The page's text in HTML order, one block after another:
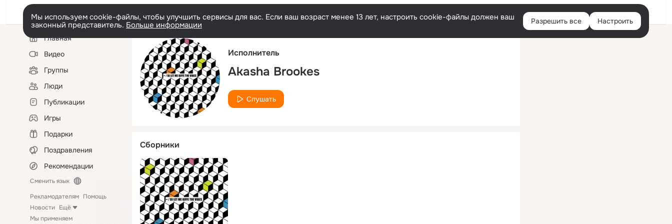
Русский Войти
Мы используем cookie-файлы, чтобы улучшить сервисы для вас. Если ваш возраст менее 13 лет, настроить cookie-файлы должен ваш
законный представитель. Больше информации Разрешить все Настроить
Левая
колонкаГлавная
Видео
Группы
Люди
Публикации
Игры
Подарки
Поздравления
Рекомендации
Сменить язык
Рекламодателям Помощь
Новости Ещё
Мы применяем
Исполнитель
Akasha Brookes
Слушать
Сборники